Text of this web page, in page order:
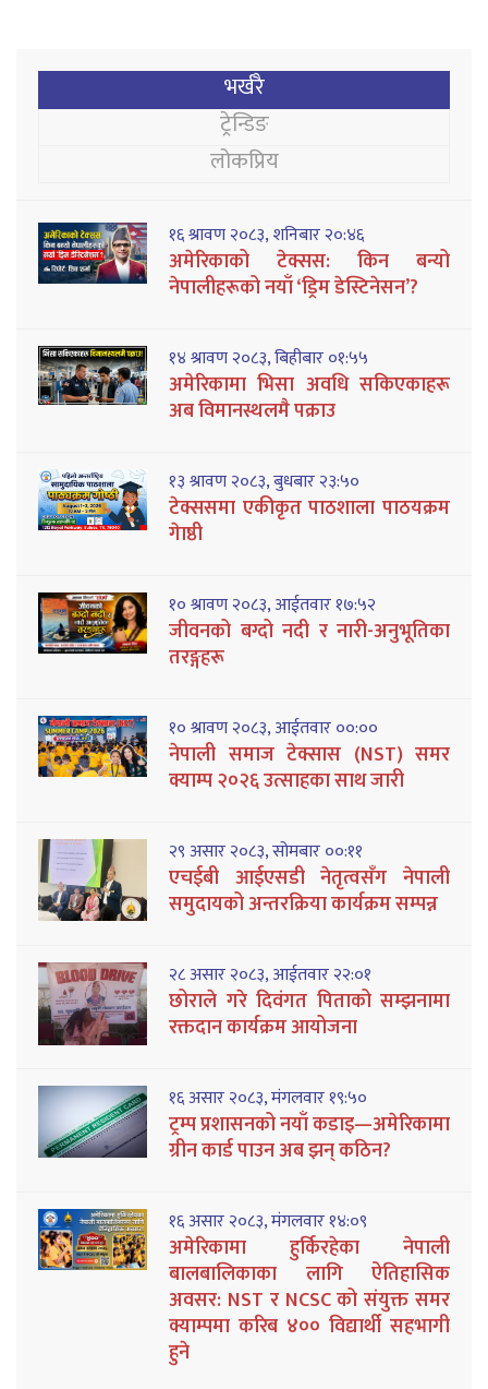
भर्खरै
ट्रेन्डिङ
लोकप्रिय
१६ श्रावण २०८३, शनिबार २०:४६
अमेरिकाको टेक्सस: किन बन्यो
नेपालीहरूको नयाँ ‘ड्रिम डेस्टिनेसन’?
१४ श्रावण २०८३, बिहीबार ०१:५५
अमेरिकामा भिसा अवधि सकिएकाहरू
अब विमानस्थलमै पक्राउ
१३ श्रावण २०८३, बुधबार २३:५०
टेक्ससमा एकीकृत पाठशाला पाठयक्रम
गेाष्ठी
१० श्रावण २०८३, आईतवार १७:५२
जीवनको बग्दो नदी र नारी-अनुभूतिका
तरङ्गहरू
१० श्रावण २०८३, आईतवार ००:००
नेपाली समाज टेक्सास (NST) समर
क्याम्प २०२६ उत्साहका साथ जारी
२९ असार २०८३, सोमबार ००:११
एचईबी आईएसडी नेतृत्वसँग नेपाली
समुदायको अन्तरक्रिया कार्यक्रम सम्पन्न
२८ असार २०८३, आईतवार २२:०१
छोराले गरे दिवंगत पिताको सम्झनामा
रक्तदान कार्यक्रम आयोजना
१६ असार २०८३, मंगलवार १९:५०
ट्रम्प प्रशासनको नयाँ कडाइ—अमेरिकामा
ग्रीन कार्ड पाउन अब झन् कठिन?
१६ असार २०८३, मंगलवार १४:०९
अमेरिकामा हुर्किरहेका नेपाली
बालबालिकाका लागि ऐतिहासिक
अवसर: NST र NCSC को संयुक्त समर
क्याम्पमा करिब ४०० विद्यार्थी सहभागी
हुने